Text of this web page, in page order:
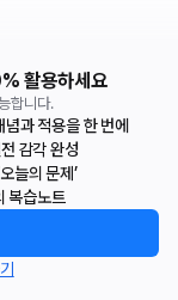
활용하세요
합니다.
과 적용을 한 번에
감각 완성
늘의 문제’
복습노트